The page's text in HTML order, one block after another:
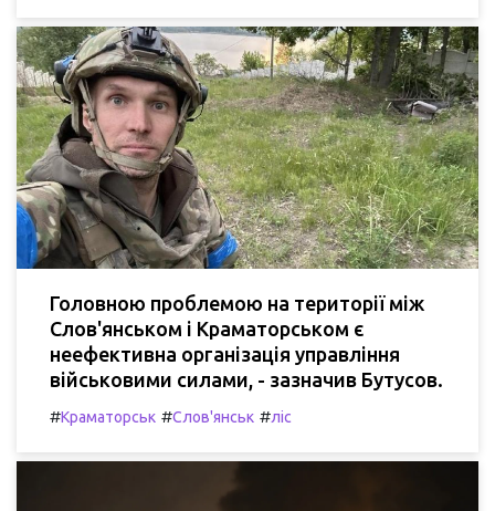
Головною проблемою на території між
Слов'янськом і Краматорськом є
неефективна організація управління
військовими силами, - зазначив Бутусов.
#Краматорськ #Слов'янськ #ліс